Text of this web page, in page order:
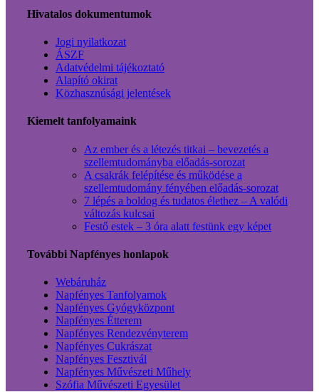
Hivatalos dokumentumok
Jogi nyilatkozat
ÁSZF
Adatvédelmi tájékoztató
Alapító okirat
Közhasznúsági jelentések
Kiemelt tanfolyamaink
Az ember és a létezés titkai – bevezetés a
szellemtudományba előadás-sorozat
A csakrák felépítése és működése a
szellemtudomány fényében előadás-sorozat
7 lépés a boldog és tudatos élethez – A valódi
változás kulcsai
Festő estek – 3 óra alatt festünk egy képet
További Napfényes honlapok
Webáruház
Napfényes Tanfolyamok
Napfényes Gyógyközpont
Napfényes Étterem
Napfényes Rendezvényterem
Napfényes Cukrászat
Napfényes Fesztivál
Napfényes Művészeti Műhely
Szófia Művészeti Egyesület